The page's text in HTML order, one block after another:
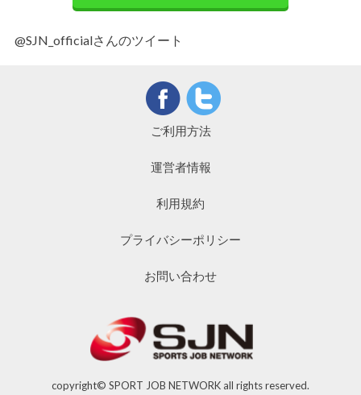
@SJN_officialさんのツイート
ご利用方法
運営者情報
利用規約
プライバシーポリシー
お問い合わせ
copyright© SPORT JOB NETWORK all rights reserved.